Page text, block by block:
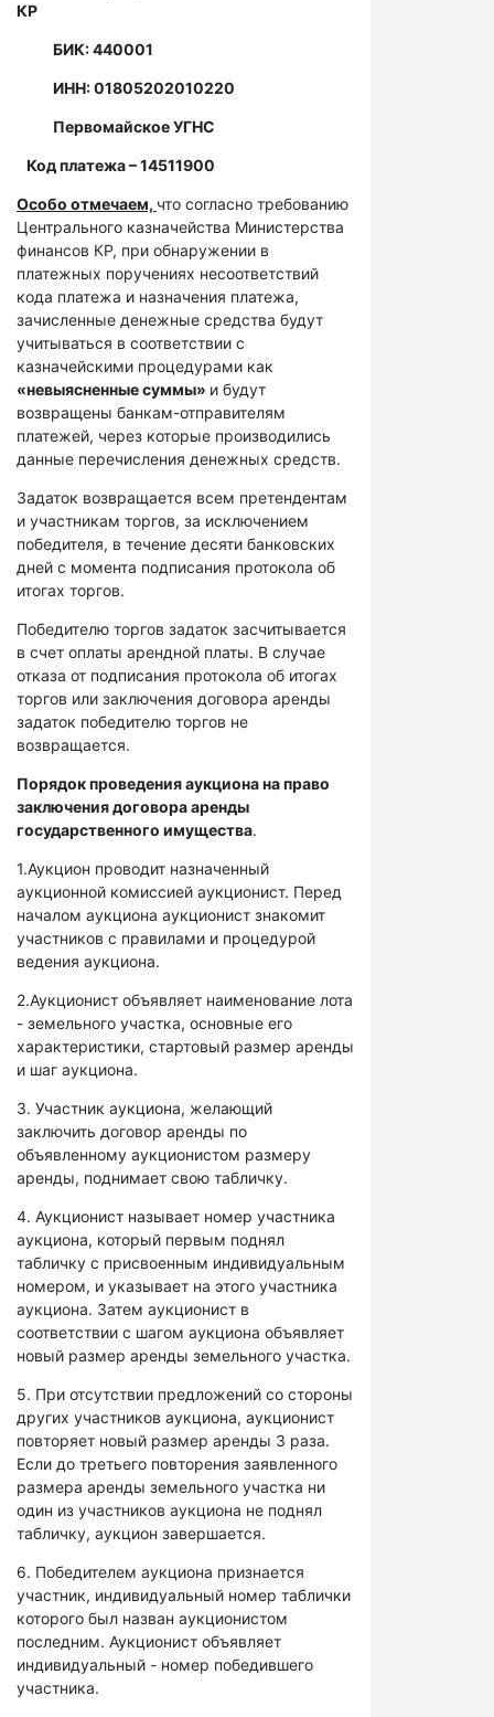
КР
БИК: 440001
ИНН: 01805202010220
Первомайское УГНС
Код платежа – 14511900
Особо отмечаем, что согласно требованию
Центрального казначейства Министерства
финансов КР, при обнаружении в
платежных поручениях несоответствий
кода платежа и назначения платежа,
зачисленные денежные средства будут
учитываться в соответствии с
казначейскими процедурами как
«невыясненные суммы» и будут
возвращены банкам-отправителям
платежей, через которые производились
данные перечисления денежных средств.
Задаток возвращается всем претендентам
и участникам торгов, за исключением
победителя, в течение десяти банковских
дней с момента подписания протокола об
итогах торгов.
Победителю торгов задаток засчитывается
в счет оплаты арендной платы. В случае
отказа от подписания протокола об итогах
торгов или заключения договора аренды
задаток победителю торгов не
возвращается.
Порядок проведения аукциона на право
заключения договора аренды
государственного имущества.
1.Аукцион проводит назначенный
аукционной комиссией аукционист. Перед
началом аукциона аукционист знакомит
участников с правилами и процедурой
ведения аукциона.
2.Аукционист объявляет наименование лота
- земельного участка, основные его
характеристики, стартовый размер аренды
и шаг аукциона.
3. Участник аукциона, желающий
заключить договор аренды по
объявленному аукционистом размеру
аренды, поднимает свою табличку.
4. Аукционист называет номер участника
аукциона, который первым поднял
табличку с присвоенным индивидуальным
номером, и указывает на этого участника
аукциона. Затем аукционист в
соответствии с шагом аукциона объявляет
новый размер аренды земельного участка.
5. При отсутствии предложений со стороны
других участников аукциона, аукционист
повторяет новый размер аренды 3 раза.
Если до третьего повторения заявленного
размера аренды земельного участка ни
один из участников аукциона не поднял
табличку, аукцион завершается.
6. Победителем аукциона признается
участник, индивидуальный номер таблички
которого был назван аукционистом
последним. Аукционист объявляет
индивидуальный - номер победившего
участника.